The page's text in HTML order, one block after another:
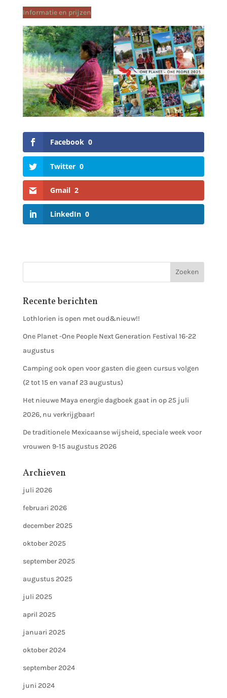
Informatie en prijzen
Facebook 0
Twitter 0
Gmail 2
LinkedIn 0
Recente berichten
Lothlorien is open met oud&nieuw!!
One Planet -One People Next Generation Festival 16-22
augustus
Camping ook open voor gasten die geen cursus volgen
(2 tot 15 en vanaf 23 augustus)
Het nieuwe Maya energie dagboek gaat in op 25 juli
2026, nu verkrijgbaar!
De traditionele Mexicaanse wijsheid, speciale week voor
vrouwen 9-15 augustus 2026
Archieven
juli 2026
februari 2026
december 2025
oktober 2025
september 2025
augustus 2025
juli 2025
april 2025
januari 2025
oktober 2024
september 2024
juni 2024